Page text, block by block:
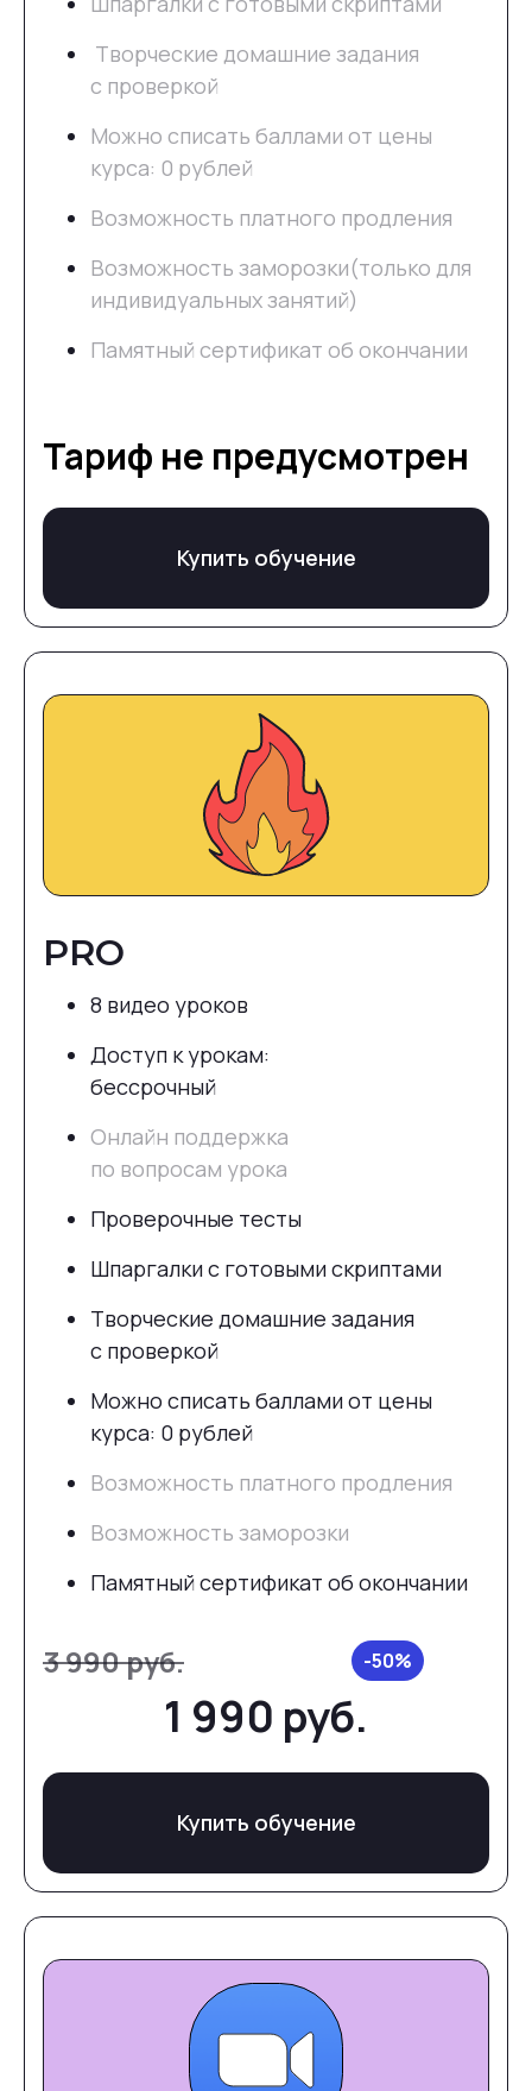
Творческие домашние задания
с проверкой
Можно списать баллами от цены
курса: 0 рублей
Возможность платного продления
Возможность заморозки(только для
индивидуальных занятий)
Памятный сертификат об окончании
Тариф не предусмотрен
Купить обучение
PRO
8 видео уроков
Доступ к урокам:
бессрочный
Онлайн поддержка
по вопросам урока
Проверочные тесты
Шпаргалки с готовыми скриптами
Творческие домашние задания
с проверкой
Можно списать баллами от цены
курса: 0 рублей
Возможность платного продления
Возможность заморозки
Памятный сертификат об окончании
3 990 руб.
1 990 руб.
Купить обучение